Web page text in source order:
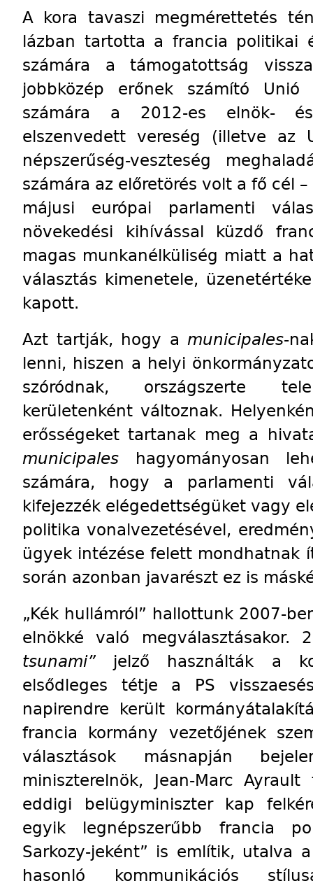
A kora tavaszi megmérettetés
lázban tartotta a francia politikai
számára a támogatottság
jobbközép erőnek számító
számára a 2012-es elnök- és
elszenvedett vereség (illetve az
népszerűség-veszteség
számára az előretörés volt a fő cél
májusi európai parlamenti
növekedési kihívással küzdő
magas munkanélküliség miatt a
választás kimenetele,
kapott.
Azt tartják, hogy a municipales-
lenni, hiszen a helyi
szóródnak, országszerte
kerületenként változnak.
erősségeket tartanak meg a
municipales hagyományosan
számára, hogy a parlamenti
kifejezzék elégedettségüket vagy
politika vonalvezetésével,
ügyek intézése felett mondhatnak
során azonban javarészt ez is
„Kék hullámról” hallottunk 2007-
elnökké való
tsunami” jelző használták a
elsődleges tétje a PS
napirendre került
francia kormány vezetőjének
választások másnapján
miniszterelnök, Jean-Marc
eddigi belügyminiszter kap
egyik legnépszerűbb francia
Sarkozy-jeként” is említik, utalva
hasonló kommunikációs